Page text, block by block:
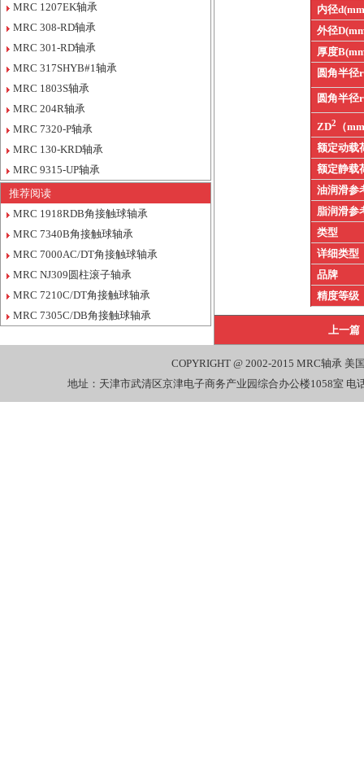
MRC 1207EK轴承
MRC 308-RD轴承
MRC 301-RD轴承
MRC 317SHYB#1轴承
MRC 1803S轴承
MRC 204R轴承
MRC 7320-P轴承
MRC 130-KRD轴承
MRC 9315-UP轴承
推荐阅读
MRC 1918RDB角接触球轴承
MRC 7340B角接触球轴承
MRC 7000AC/DT角接触球轴承
MRC NJ309圆柱滚子轴承
MRC 7210C/DT角接触球轴承
MRC 7305C/DB角接触球轴承
内径
外径
厚度
圆角半径r
圆角半径r
ZD2
（
额定动载
额定静载
油润滑参
脂润滑参
类型
详细类型
品牌
精度等级
上一篇
COPYRIGHT @ 2002-2015 MRC轴承 美
地址：天津市武清区京津电子商务产业园综合办公楼1058室 电